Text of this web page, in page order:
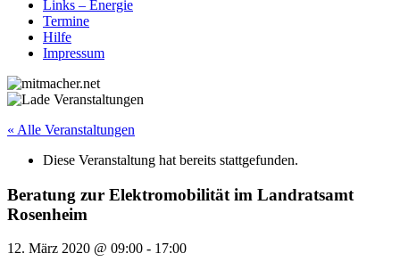
Links – Energie
Termine
Hilfe
Impressum
« Alle Veranstaltungen
Diese Veranstaltung hat bereits stattgefunden.
Beratung zur Elektromobilität im Landratsamt
Rosenheim
12. März 2020 @ 09:00 - 17:00